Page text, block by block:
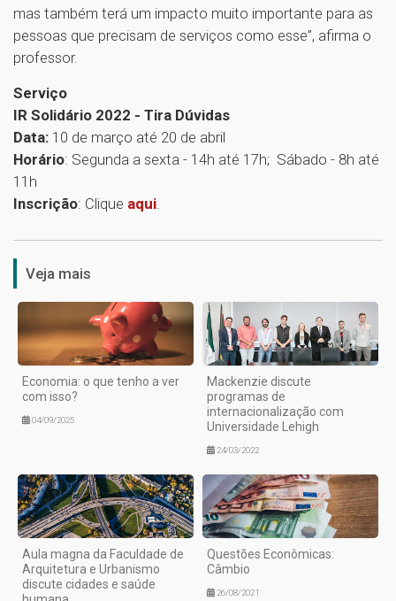
mas também terá um impacto muito importante para as
pessoas que precisam de serviços como esse”, afirma o
professor.
Serviço
IR Solidário 2022 - Tira Dúvidas
Data: 10 de março até 20 de abril
Horário: Segunda a sexta - 14h até 17h; Sábado - 8h até
11h
Inscrição: Clique aqui
Veja mais
Economia: o que tenho a ver
com isso?
04/09/2025
Mackenzie discute
programas de
internacionalização com
Universidade Lehigh
24/03/2022
Aula magna da Faculdade de
Arquitetura e Urbanismo
discute cidades e saúde
Questões Econômicas:
Câmbio
26/08/2021